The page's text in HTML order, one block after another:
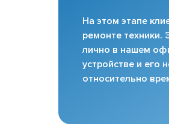
На этом этапе
ремонте техники.
лично в нашем
устройстве и его
относительно